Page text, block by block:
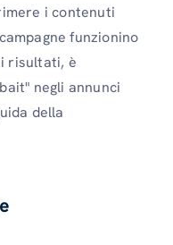
i contenuti
funzionino
risultati, è
negli annunci
della